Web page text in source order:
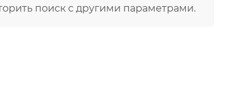
поиск с другими параметрами.